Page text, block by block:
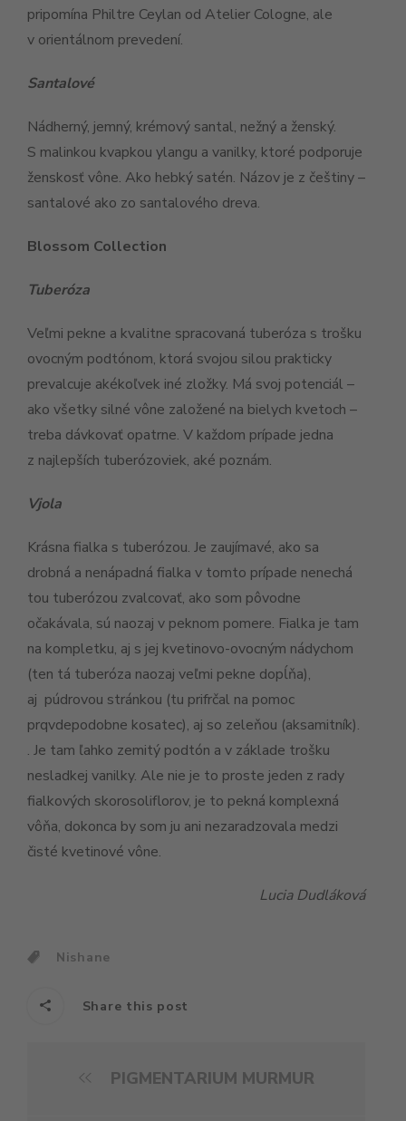
pripomína Philtre Ceylan od Atelier Cologne, ale
v orientálnom prevedení.
Santalové
Nádherný, jemný, krémový santal, nežný a ženský.
S malinkou kvapkou ylangu a vanilky, ktoré podporuje
ženskosť vône. Ako hebký satén. Názov je z češtiny –
santalové ako zo santalového dreva.
Blossom Collection
Tuberóza
Veľmi pekne a kvalitne spracovaná tuberóza s trošku
ovocným podtónom, ktorá svojou silou prakticky
prevalcuje akékoľvek iné zložky. Má svoj potenciál –
ako všetky silné vône založené na bielych kvetoch –
treba dávkovať opatrne. V každom prípade jedna
z najlepších tuberózoviek, aké poznám.
Vjola
Krásna fialka s tuberózou. Je zaujímavé, ako sa
drobná a nenápadná fialka v tomto prípade nenechá
tou tuberózou zvalcovať, ako som pôvodne
očakávala, sú naozaj v peknom pomere. Fialka je tam
na kompletku, aj s jej kvetinovo-ovocným nádychom
(ten tá tuberóza naozaj veľmi pekne dopĺňa),
aj púdrovou stránkou (tu prifrčal na pomoc
prqvdepodobne kosatec), aj so zeleňou (aksamitník).
. Je tam ľahko zemitý podtón a v základe trošku
nesladkej vanilky. Ale nie je to proste jeden z rady
fialkových skorosoliflorov, je to pekná komplexná
vôňa, dokonca by som ju ani nezaradzovala medzi
čisté kvetinové vône.
Lucia Dudláková
Nishane
Share this post
PIGMENTARIUM MURMUR